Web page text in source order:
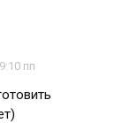
пп